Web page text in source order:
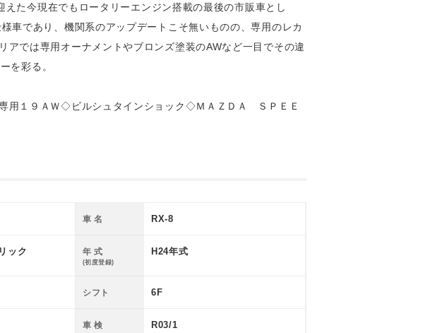
た今現在でもロータリーエンジン搭載の最後の市販車とし
車であり、機関系のアップデートこそ無いものの、専用のレカ
では専用オーナメントやブロンズ塗装のAWなど一目でその違
を彩る。
１９ＡＷ◇ビルシュタインショック◇ＭＡＺＤＡ ＳＰＥＥ
車 名 RX-8
ック 年 式
(初度登録)
H24年式
シフト 6F
車 検 R03/1